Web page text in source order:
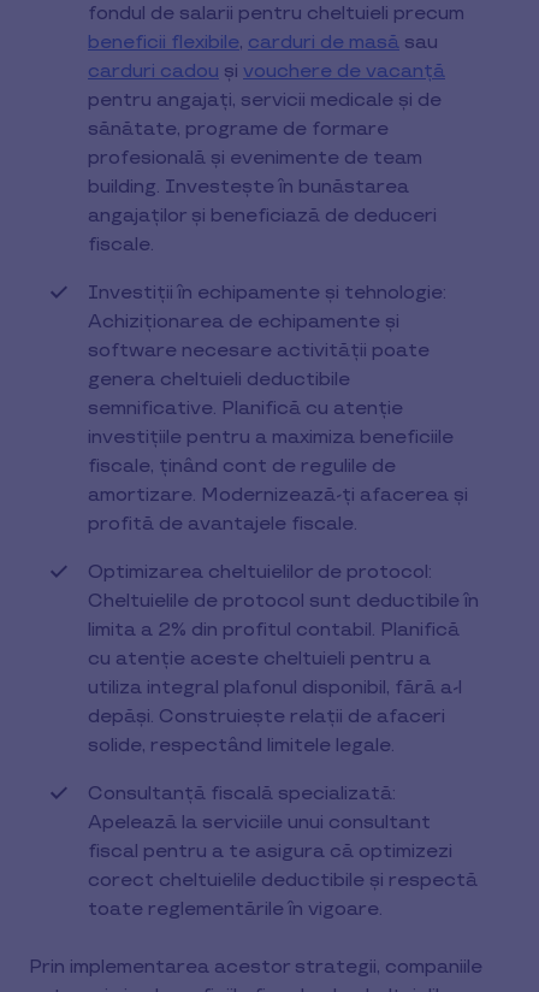
fondul de salarii pentru cheltuieli precum
beneficii flexibile, carduri de masă sau
carduri cadou și vouchere de vacanță
pentru angajați, servicii medicale și de
sănătate, programe de formare
profesională și evenimente de team
building. Investește în bunăstarea
angajaților și beneficiază de deduceri
fiscale.
Investiții în echipamente și tehnologie:
Achiziționarea de echipamente și
software necesare activității poate
genera cheltuieli deductibile
semnificative. Planifică cu atenție
investițiile pentru a maximiza beneficiile
fiscale, ținând cont de regulile de
amortizare. Modernizează-ți afacerea și
profită de avantajele fiscale.
Optimizarea cheltuielilor de protocol:
Cheltuielile de protocol sunt deductibile în
limita a 2% din profitul contabil. Planifică
cu atenție aceste cheltuieli pentru a
utiliza integral plafonul disponibil, fără a-l
depăși. Construiește relații de afaceri
solide, respectând limitele legale.
Consultanță fiscală specializată:
Apelează la serviciile unui consultant
fiscal pentru a te asigura că optimizezi
corect cheltuielile deductibile și respectă
toate reglementările în vigoare.
Prin implementarea acestor strategii, companiile